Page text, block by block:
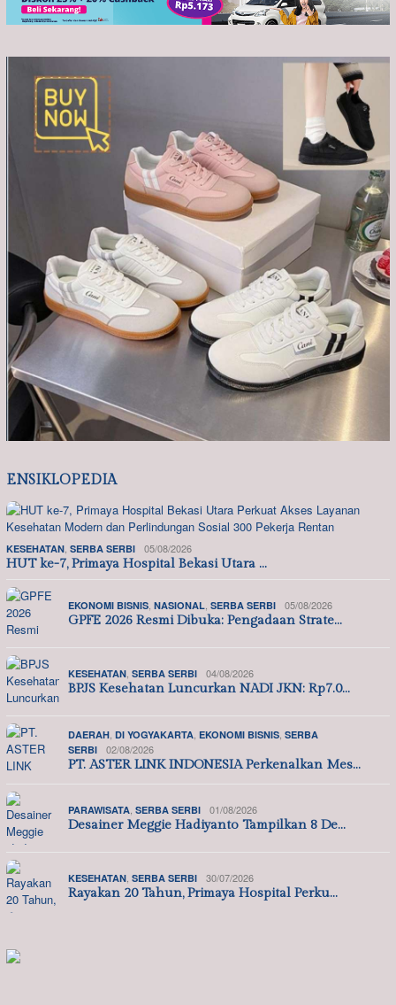
ENSIKLOPEDIA
KESEHATAN, SERBA SERBI 05/08/2026
HUT ke-7, Primaya Hospital Bekasi Utara …
EKONOMI BISNIS, NASIONAL, SERBA SERBI 05/08/2026
GPFE 2026 Resmi Dibuka: Pengadaan Strate…
KESEHATAN, SERBA SERBI 04/08/2026
BPJS Kesehatan Luncurkan NADI JKN: Rp7.0…
DAERAH, DI YOGYAKARTA, EKONOMI BISNIS, SERBA
SERBI
02/08/2026
PT. ASTER LINK INDONESIA Perkenalkan Mes…
PARAWISATA, SERBA SERBI 01/08/2026
Desainer Meggie Hadiyanto Tampilkan 8 De…
KESEHATAN, SERBA SERBI 30/07/2026
Rayakan 20 Tahun, Primaya Hospital Perku…